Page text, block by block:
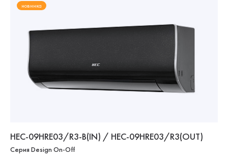
новинка
HEC-09HRE03/R3-B(IN) / HEC-09HRE03/R3(OUT)
Серия Design On-Off